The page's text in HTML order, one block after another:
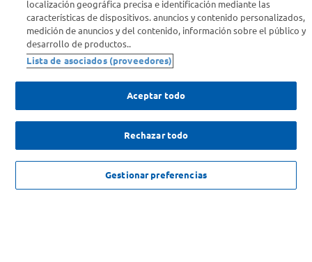
Comprá Online
localización geográfica precisa e identificación mediante las
características de dispositivos. anuncios y contenido personalizados,
medición de anuncios y del contenido, información sobre el público y
desarrollo de productos..
Lista de asociados (proveedores)
Aceptar todo
Rechazar todo
Gestionar preferencias